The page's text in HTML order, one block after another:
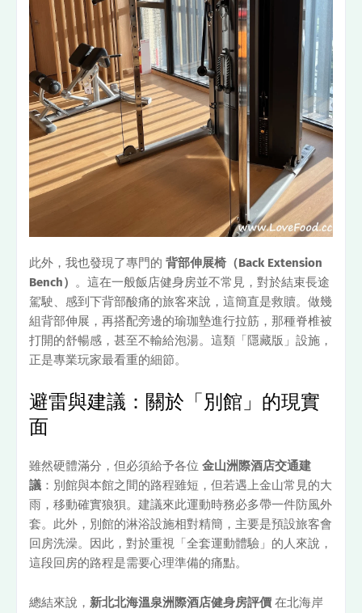
此外，我也發現了專門的 背部伸展椅（Back Extension
Bench） 。這在一般飯店健身房並不常見，對於結束長途
駕駛、感到下背部酸痛的旅客來說，這簡直是救贖。做幾
組背部伸展，再搭配旁邊的瑜珈墊進行拉筋，那種脊椎被
打開的舒暢感，甚至不輸給泡湯。這類「隱藏版」設施，
正是專業玩家最看重的細節。
避雷與建議：關於「別館」的現實
面
雖然硬體滿分，但必須給予各位 金山洲際酒店交通建
議 ：別館與本館之間的路程雖短，但若遇上金山常見的大
雨，移動確實狼狽。建議來此運動時務必多帶一件防風外
套。此外，別館的淋浴設施相對精簡，主要是預設旅客會
回房洗澡。因此，對於重視「全套運動體驗」的人來說，
這段回房的路程是需要心理準備的痛點。
總結來說， 新北北海溫泉洲際酒店健身房評價 在北海岸